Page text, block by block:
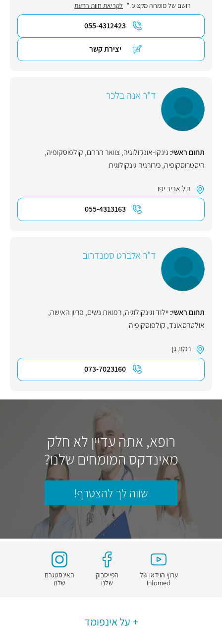
רושם של מומחה מקצועי." לקריאת חוות הדעת
055-4312423
יצירת קשר
ד"ר אנה בלכר
תחום ראשי: גינקו-אונקולוגיה, צוואר הרחם, קולפוסקופיה,
היסטרוסקופיה,כירורגיה גינקולוגית
תל אביב יפו
055-4313163
ד"ר אלברט סמנדרוב
תחום ראשי:יילוד וגינקולוגיה, רפואת נשים, פריון האישה,
אולטרסאונד, קולפוסקופיה
רמת גן
073-7023160
רופא, אתה עדיין לא חלק
מאינדקס המומחים שלנו?
שווה לך להצטרף!
ערוץ הוידאו של
Infomed
הפייסבוק
שלנו
האינסטגרם
שלנו
על אינפומד